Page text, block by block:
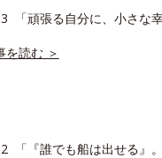
「頑張る自分に、小さな
を読む ＞
「『誰でも船は出せる』